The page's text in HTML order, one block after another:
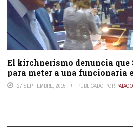
El kirchnerismo denuncia que
para meter a una funcionaria
27 SEPTIEMBRE, 2015 PUBLICADO POR